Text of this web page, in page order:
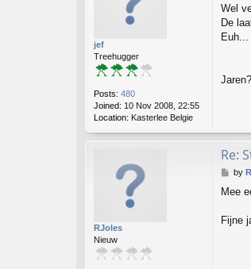
jef
Treehugger
Posts: 480
Joined: 10 Nov 2008, 22:55
Location: Kasterlee Belgie
s
t
Wel
De
Euh...
Jaren?
RJoles
Nieuw
Re:
P
s
by
Mee
Fijne